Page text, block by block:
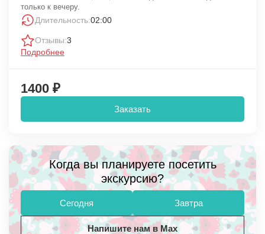
только к вечеру.
Длительность:02:00
Отзывы:3
Подробнее
1400 ₽
Заказать
Когда вы планируете посетить
экскурсию?
Сегодня Завтра
Напишите нам в Max